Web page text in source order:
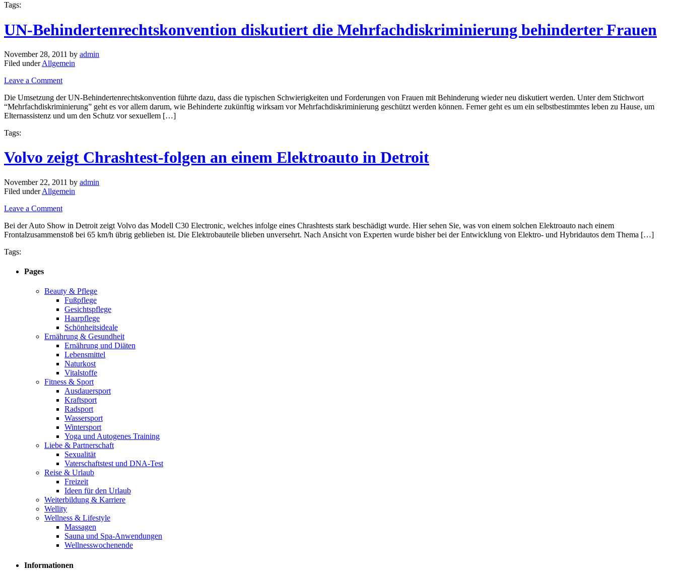
Tags:
UN-Behindertenrechtskonvention diskutiert die Mehrfachdiskriminierung behinderter Frauen
November 28, 2011 by admin
Filed underAllgemein
Leave a Comment
Die Umsetzung der UN-Behindertenrechtskonvention führte dazu, dass die typischen Schwierigkeiten und Forderungen von Frauen mit Behinderung wieder neu diskutiert werden. Unter dem Stichwort
“Mehrfachdiskriminierung” geht es vor allem darum, wie Behinderte zukünftig wirksam vor Mehrfachdiskriminierung geschützt werden können. Ferner geht es um ein selbstbestimmtes leben zu Hause, um
Elternassistenz und um den Schutz vor sexuellem […]
Tags:
Volvo zeigt Chrashtest-folgen an einem Elektroauto in Detroit
November 22, 2011 by admin
Filed underAllgemein
Leave a Comment
Bei der Auto Show in Detroit zeigt Volvo das Modell C30 Electronic, welches infolge eines Chrashtests stark beschädigt wurde. Hier sehen Sie, was von einem solchen Elektroauto nach einem
Frontalzusammenstoß bei 65 km/h übrig geblieben ist. Die Elektrobauteile blieben unversehrt. Nach Ansicht von Experten wurde bisher bei der Entwicklung von Elektro- und Hybridautos dem Thema […]
Tags:
Pages
Beauty & Pflege
Fußpflege
Gesichtspflege
Haarpflege
Schönheitsideale
Ernährung & Gesundheit
Ernährung und Diäten
Lebensmittel
Naturkost
Vitalstoffe
Fitness & Sport
Ausdauersport
Kraftsport
Radsport
Wassersport
Wintersport
Yoga und Autogenes Training
Liebe & Partnerschaft
Sexualität
Vaterschaftstest und DNA-Test
Reise & Urlaub
Freizeit
Ideen für den Urlaub
Weiterbildung & Karriere
Wellity
Wellness & Lifestyle
Massagen
Sauna und Spa-Anwendungen
Wellnesswochenende
Informationen